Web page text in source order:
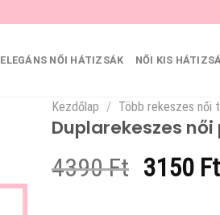
ELEGÁNS NŐI HÁTIZSÁK NŐI KIS
Kezdőlap / Több rekeszes női
Duplarekeszes
4390Ft Original
3150 Ft